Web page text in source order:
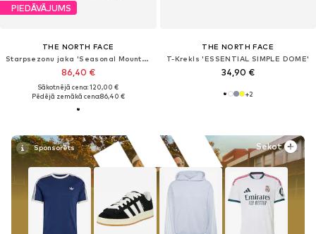
PIEDĀVĀJUMS
THE NORTH FACE
Starpsezonu jaka 'Seasonal Mountain'
86,40 €
Sākotnējā cena: 120,00 €
Pēdējā zemākā cena:86,40 €
Sekot
THE NORTH FACE
T-Krekls 'ESSENTIAL SIMPLE DOME'
34,90 €
+2